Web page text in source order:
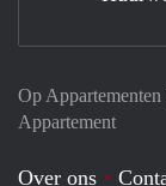
Op
Appartement
Over ons